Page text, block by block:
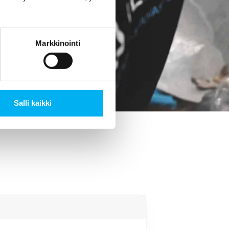
Markkinointi
Salli kaikki
on tae